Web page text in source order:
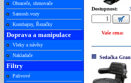
Obraceče, shrnovače
Samosb.vozy
Kombajny, Řezačky
Doprava a manipulace
Vleky a návěsy
Nakladače
Filtry
Palivové
Dostupnost:
Vaše cena:
Sedačka